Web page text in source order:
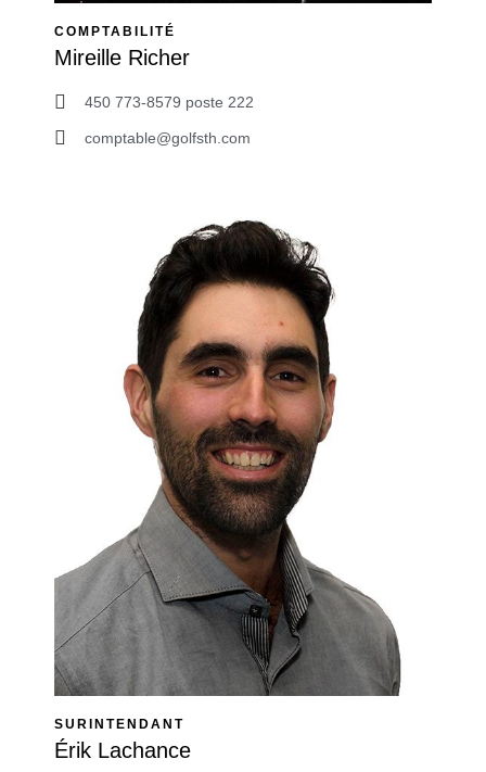
COMPTABILITÉ
Mireille Richer
450 773-8579 poste 222
comptable@golfsth.com
SURINTENDANT
Érik Lachance